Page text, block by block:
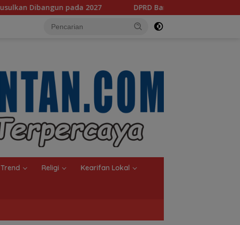
DPRD Banjarmasin Dorong Empat Regulasi Baru, Pemkot
Trend Religi Kearifan Lokal